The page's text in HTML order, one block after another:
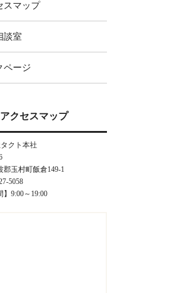
スマップ
談室
ページ
アクセスマップ
クト本社
郡玉村町飯倉149-1
5058
】9:00～19:00